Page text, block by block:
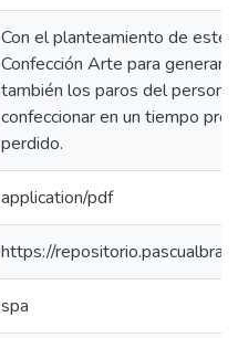
Con el planteamiento de este
Confección Arte para generar
también los paros del
confeccionar en un tiempo
perdido.
application/pdf
https://
spa